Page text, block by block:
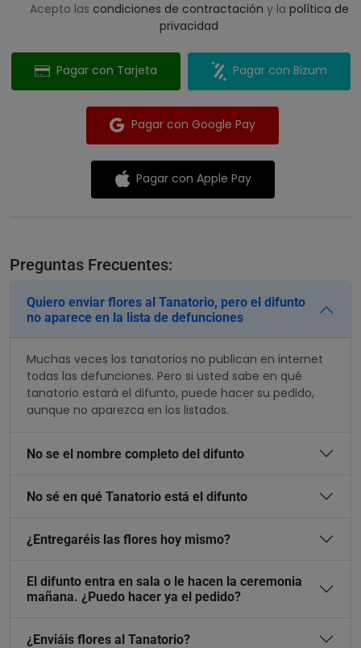
Acepto las condiciones de contractación y la política de
privacidad
Pagar con Tarjeta Pagar con Bizum
Pagar con Google Pay
Pagar con Apple Pay
Preguntas Frecuentes:
Quiero enviar flores al Tanatorio, pero el difunto
no aparece en la lista de defunciones
Muchas veces los tanatorios no publican en internet
todas las defunciones. Pero si usted sabe en qué
tanatorio estará el difunto, puede hacer su pedido,
aunque no aparezca en los listados.
No se el nombre completo del difunto
No sé en qué Tanatorio está el difunto
¿Entregaréis las flores hoy mismo?
El difunto entra en sala o le hacen la ceremonia
mañana. ¿Puedo hacer ya el pedido?
¿Enviáis flores al Tanatorio?